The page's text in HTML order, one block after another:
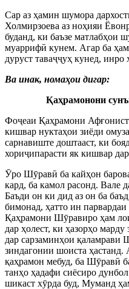
Сар аз ҳамин шумора
Холмирзоева аз ноҳияи
буданд, ки баъзе матлабҳои
муаррифӣ кунем. Агар ба
дуруст таваҷҷуҳ кунед, инро
Ва инак, номаҳои дигар:
Қаҳрамонони сунъ
Фоҷеаи Қаҳрамони
кишвар нуктаҳои зиёди
сарнавиште доштааст, ки
хориҷипарасти як кишвар
Ӯро Шӯравӣ ба кайҳон
кард, ба камол расонд. Вале
Баъди он ки дид аз он ба
бимонад, ҳатто ин
Қаҳрамони Шӯравиро ҳам
дар ҳолест, ки ҳазорҳо марду
дар сарзаминҳои қаламрави
зиндагонии шоиста
қаҳрамон мебуд, ба Шӯравӣ
танҳо ҳадафи сиёсиро
шикаст хӯрда буд, Муманд